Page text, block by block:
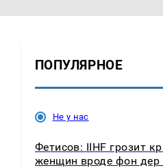
ПОПУЛЯРНОЕ
Не у нас
Фетисов: IIHF грозит
женщин вроде фон дер